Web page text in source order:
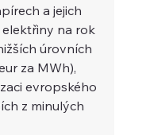
a jejich
na rok
úrovních
za MWh),
evropského
z minulých